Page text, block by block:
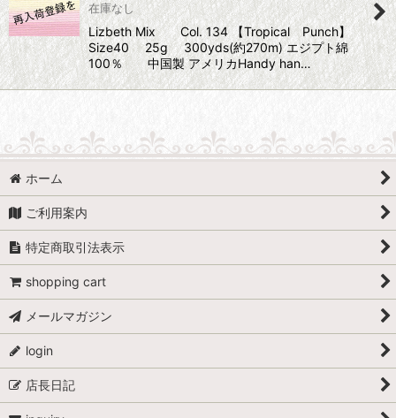
在庫なし
Lizbeth Mix Col. 134 【Tropical Punch】
Size40 25g 300yds(約270m) エジプト綿
100％ 中国製 アメリカHandy han…
ホーム
ご利用案内
特定商取引法表示
shopping cart
メールマガジン
login
店長日記